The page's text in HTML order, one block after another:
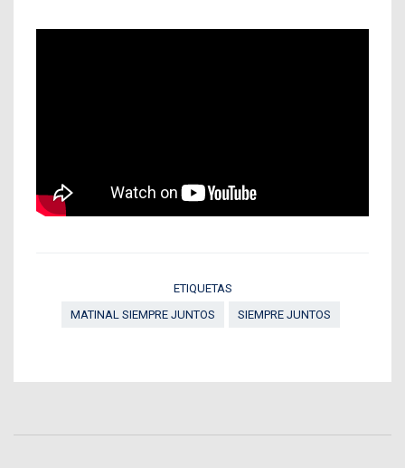
ETIQUETAS
MATINAL SIEMPRE JUNTOS
SIEMPRE JUNTOS